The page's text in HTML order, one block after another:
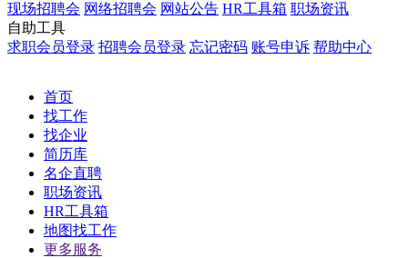
现场招聘会 网络招聘会 网站公告 HR工具箱 职场资讯
自助工具
求职会员登录 招聘会员登录 忘记密码 账号申诉 帮助中心
首页
找工作
找企业
简历库
名企直聘
职场资讯
HR工具箱
地图找工作
更多服务